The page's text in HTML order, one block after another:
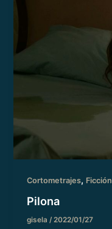
Cortometrajes, Ficción
Pilona
gisela/2022/01/27